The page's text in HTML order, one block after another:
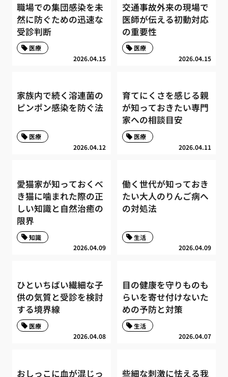
職場での集団感染を未
然に防ぐための迅速な
受診判断
2026.04.15
医療
交通事故外来の現場で
医師が伝える初動対応
の重要性
2026.04.15
医療
家族内で続く溶連菌の
ピンポン感染を防ぐ法
2026.04.12
医療
育てにくさを感じる親
が知っておきたい専門
家への相談目安
2026.04.11
医療
愛猫家が知っておくべ
き猫に噛まれた際の正
しい知識と自然治癒の
限界
2026.04.09
知識
働く世代が知っておき
たい大人のりんご病へ
の対処法
2026.04.09
生活
ひといちばい繊細な子
供の気質と受診を検討
する境界線
2026.04.08
医療
目の健康を守りものも
らいを寄せ付けないた
めの予防と対策
2026.04.07
生活
おしっこに血が混じっ
些細な刺激に怯える我